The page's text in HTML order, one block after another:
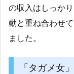
の収入はしっか
動と重ね合わせ
ました。
「タガメ女